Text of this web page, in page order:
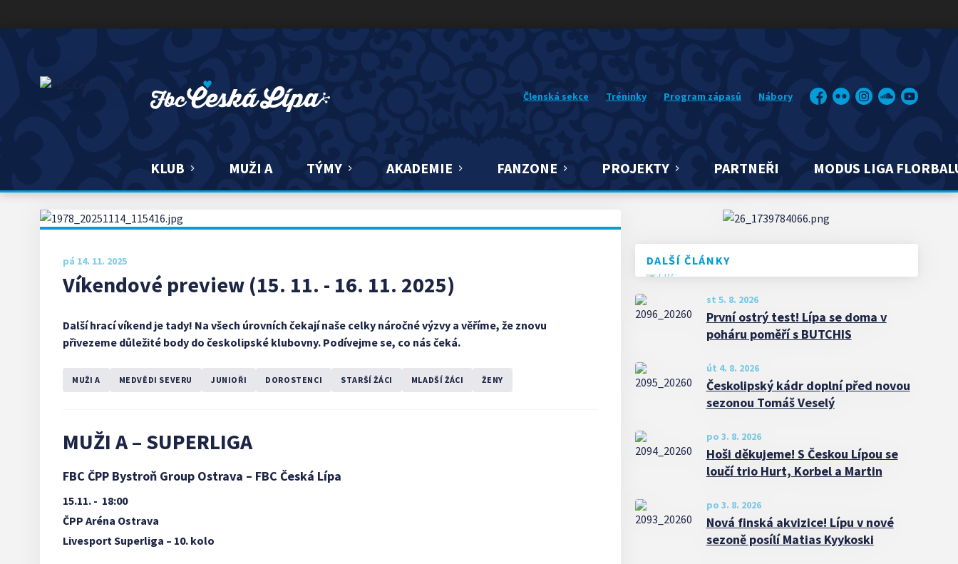
Členská sekce Tréninky Program zápasů Nábory Facebook
FlickrInstagramSoundcloud
YouTube
KLUB MUŽI A TÝMY AKADEMIE FANZONE PROJEKTY PARTNEŘI MODUS LIGA
DALŠÍ ČLÁNKY
st 5. 8. 2026
První ostrý test! Lípa se doma v
poháru poměří s BUTCHIS
út 4. 8. 2026
Českolipský kádr doplní před novou
sezonou Tomáš Veselý
po 3. 8. 2026
Hoši děkujeme! S Českou Lípou se
loučí trio Hurt, Korbel a Martin
po 3. 8. 2026
Nová finská akvizice! Lípu v nové
sezoně posílí Matias Kyykoski
pá 14. 11. 2025
Víkendové preview (15. 11. - 16. 11. 2025)
Další hrací víkend je tady! Na všech úrovních čekají naše celky náročné výzvy a věříme, že znovu
přivezeme důležité body do českolipské klubovny. Podívejme se, co nás čeká.
MUŽI A MEDVĚDI SEVERU JUNIOŘI DOROSTENCI STARŠÍ ŽÁCI MLADŠÍ ŽÁCI ŽENY
MUŽI A – SUPERLIGA
FBC ČPP Bystroň Group Ostrava – FBC Česká Lípa
15.11. - 18:00
ČPP Aréna Ostrava
Livesport Superliga – 10. kolo